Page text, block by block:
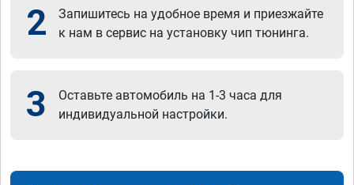
2
Запишитесь на удобное время и приезжайте
к нам в сервис на установку чип тюнинга.
3
Оставьте автомобиль на 1-3 часа для
индивидуальной настройки.